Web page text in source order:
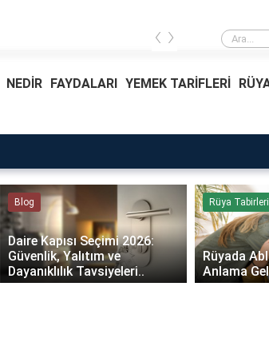
Rüyada Ablamı
‹ ›
NEDİR FAYDALARI YEMEK TARİFLERİ
Blog
Daire Kapısı Seçimi 2026:
Güvenlik, Yalıtım ve
Dayanıklılık Tavsiyeleri..
Rüya Tabirleri
Rüyada
Anlama